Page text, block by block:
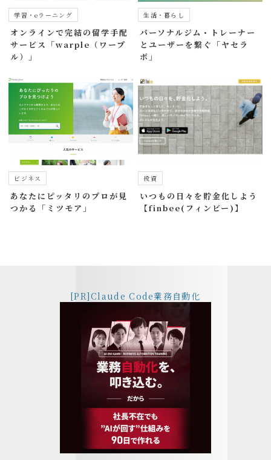
学習・eラーニング
オンラインで完結の留学手配
サービス「warple（ワープ
ル）」
生活・暮らし
パーソナルジム・トレーナー
とユーザーを繋ぐ「ヤセラ
ボ」
ビジネス
あなたにピッタリのプロが見
つかる「ミツモア」
投資
いつもの日々を貯金化しよう
【finbee(フィンビー)】
[PR]Claude Code業務自動化